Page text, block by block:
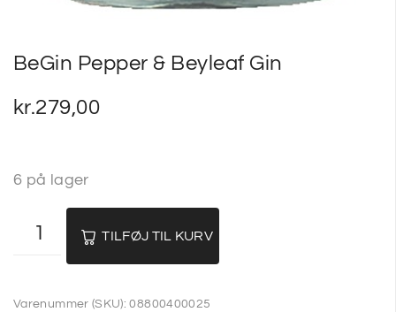
BeGin Pepper & Beyleaf Gin
kr.279,00
6 på lager
TILFØJ TIL KURV
Varenummer (SKU):08800400025